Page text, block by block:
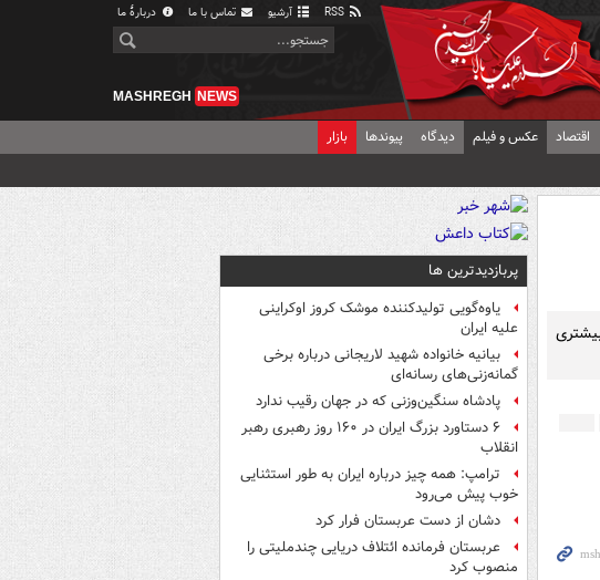
آرشیو تماس با ما دربارهٔ ما
MASHREGH NEWS
اقتصاد عکس و فیلم دیدگاه پیوندها بازار
پربازدیدترین ها
یاوه‌گویی تولیدکننده موشک کروز اوکراینی
علیه ایران
بیانیه خانواده شهید لاریجانی درباره برخی
گمانه‌زنی‌های رسانه‌ای
پادشاه سنگین‌وزنی که در جهان رقیب ندارد
۶ دستاورد بزرگ ایران در ۱۶۰ روز رهبری رهبر
انقلاب
ترامپ: همه چیز درباره ایران به طور استثنایی
خوب پیش می‌رود
دشان از دست عربستان فرار کرد
عربستان فرمانده ائتلاف دریایی چندملیتی را
منصوب کرد